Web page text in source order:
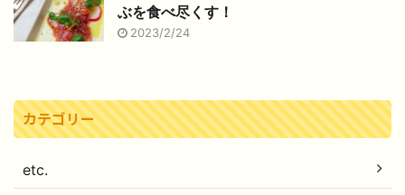
ぶを食べ尽くす！
2023/2/24
カテゴリー
etc.